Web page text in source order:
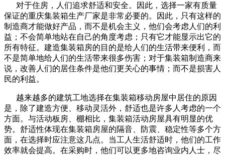
对于住房，人们追求舒适和安全。因此，选择一家有质量
保证的重庆集装箱生产厂家是非常必要的。因此，只有这样的
制造商才能做好产品，而不是机会主义，他们会考虑人们的利
益；不会简单地站在自己的角度考虑；只有它才能显示出它的
所有特征。建造集装箱房的目的是给人们的生活带来便利，而
不是简单地给人们的生活带来很多伤害；对于集装箱制造商来
说，改善人们的居住条件是他们更关心的事情；而不是损害人
民的利益。
越来越多的建筑工地选择在集装箱移动房屋中居住的原因
是，除了建造方便、移动灵活外，舒适也是许多人考虑的一个
方面。与活动板房、棚相比，集装箱活动房屋具有明显的优
势。舒适性体现在集装箱房屋的隔音、防震、稳定性等多个方
面，在选择时应注意这几点。当工人生活舒适时，他们的工作
效率就会提高。在采购时，他们可以更多地咨询业内人士，尽